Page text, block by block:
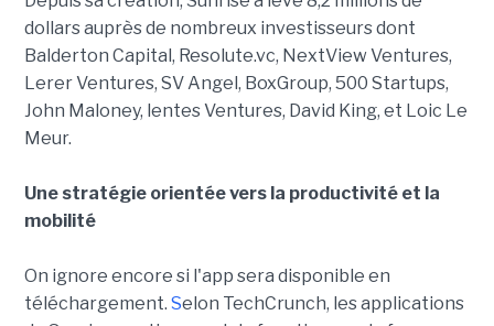
dollars auprès de nombreux investisseurs dont
Balderton Capital, Resolute.vc, NextView Ventures,
Lerer Ventures, SV Angel, BoxGroup, 500 Startups,
John Maloney, lentes Ventures, David King, et Loic Le
Meur.
Une stratégie orientée vers la productivité et la
mobilité
On ignore encore si l'app sera disponible en
téléchargement. Selon TechCrunch, les applications